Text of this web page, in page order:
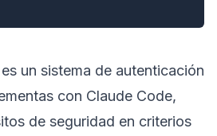
un sistema de autenticación
con Claude Code,
de seguridad en criterios